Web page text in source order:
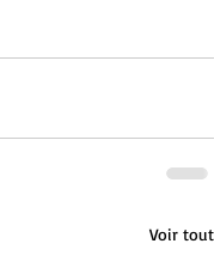
Voir tout